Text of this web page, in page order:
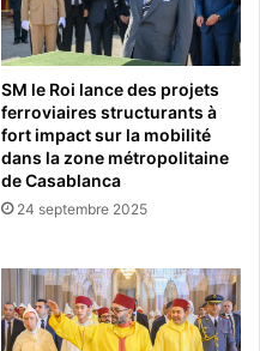
SM le Roi lance des projets
ferroviaires structurants à
fort impact sur la mobilité
dans la zone métropolitaine
de Casablanca
24 septembre 2025